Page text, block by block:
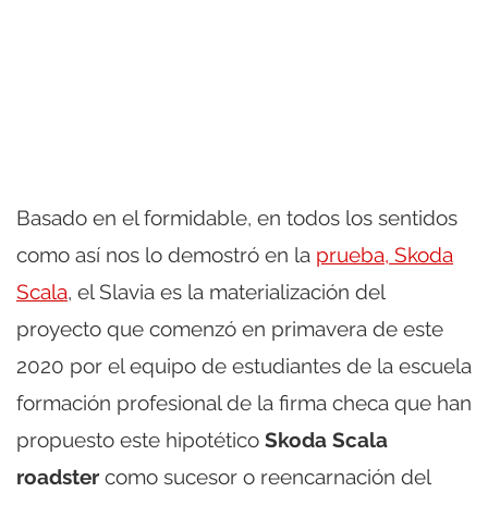
Basado en el formidable, en todos los sentidos
como así nos lo demostró en la prueba, Skoda
Scala, el Slavia es la materialización del
proyecto que comenzó en primavera de este
2020 por el equipo de estudiantes de la escuela
formación profesional de la firma checa que han
propuesto este hipotético Skoda Scala
roadster como sucesor o reencarnación del